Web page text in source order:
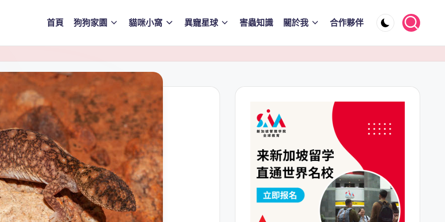
首頁 狗狗家園 貓咪小窩 異寵星球 害蟲知識 關於我 合作夥伴